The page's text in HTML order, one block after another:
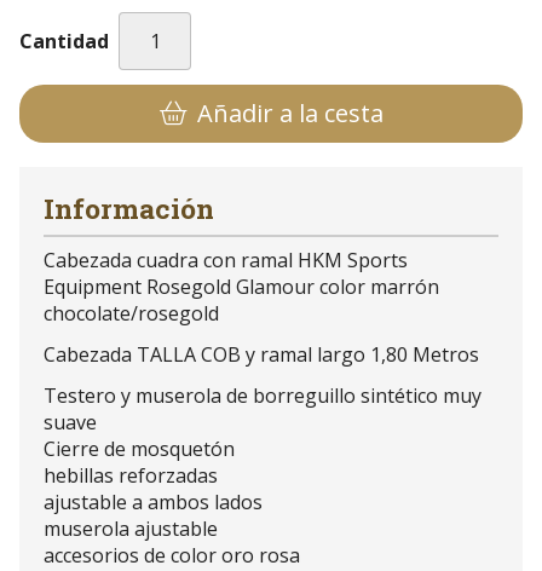
Cantidad
Añadir a la cesta
Información
Cabezada cuadra con ramal HKM Sports
Equipment Rosegold Glamour color marrón
chocolate/rosegold
Cabezada TALLA COB y ramal largo 1,80 Metros
Testero y muserola de borreguillo sintético muy
suave
Cierre de mosquetón
hebillas reforzadas
ajustable a ambos lados
muserola ajustable
accesorios de color oro rosa